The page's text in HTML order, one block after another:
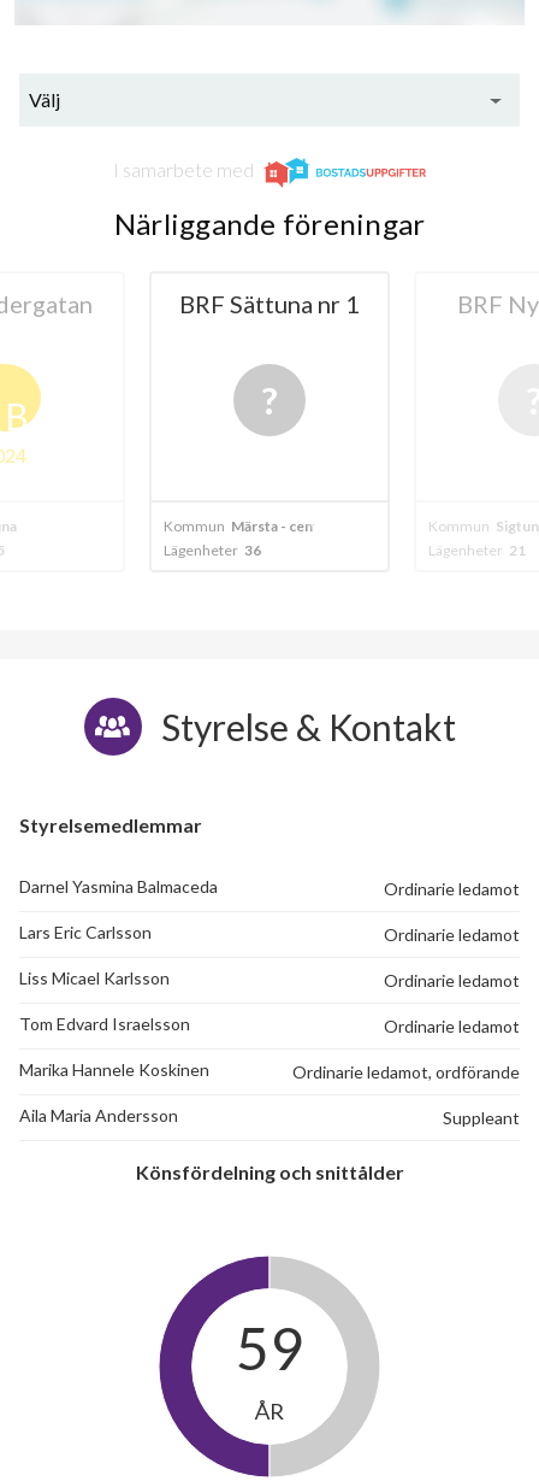
Välj
I samarbete med
Närliggande föreningar
B
BRF Sättuna nr 1
Kommun Märsta - centralt
Lägenheter 36
BRF
Kommun
Lägenheter 21
Styrelse & Kontakt
Styrelsemedlemmar
Darnel Yasmina Balmaceda Ordinarie ledamot
Lars Eric Carlsson Ordinarie ledamot
Liss Micael Karlsson Ordinarie ledamot
Tom Edvard Israelsson Ordinarie ledamot
Marika Hannele Koskinen Ordinarie ledamot, ordförande
Aila Maria Andersson Suppleant
Könsfördelning och snittålder
59
ÅR